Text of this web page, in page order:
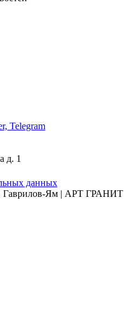
Telegram
д. 1
данных
Гаврилов-Ям | АРТ ГРАНИТ